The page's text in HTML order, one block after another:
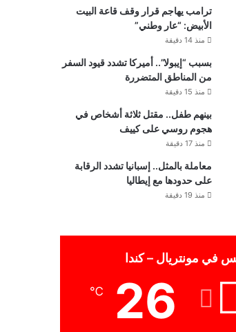
ترامب يهاجم قرار وقف قاعة البيت
الأبيض: “عار وطني”
منذ 14 دقيقة
بسبب “إيبولا”.. أميركا تشدد قيود السفر
من المناطق المتضررة
منذ 15 دقيقة
بينهم طفل.. مقتل ثلاثة أشخاص في
هجوم روسي على كييف
منذ 17 دقيقة
معاملة بالمثل.. إسبانيا تشدد الرقابة
على حدودها مع إيطاليا
منذ 19 دقيقة
في مونتريال – كندا
26
℃